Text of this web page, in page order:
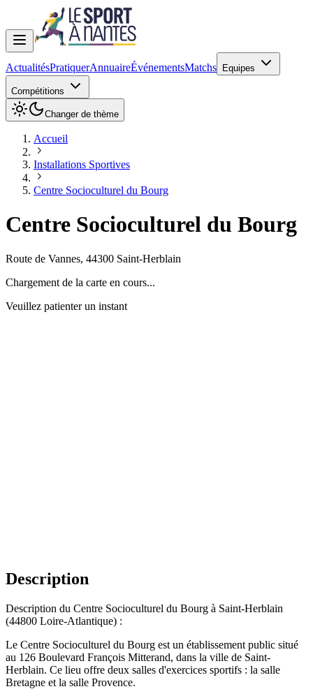
ActualitésPratiquerAnnuaireÉvénementsMatchs Equipes
Compétitions
Changer de thème
Accueil
Installations Sportives
Centre Socioculturel du Bourg
Centre Socioculturel du Bourg
Route de Vannes, 44300 Saint-Herblain
Chargement de la carte en cours...
Veuillez patienter un instant
Description
Description du Centre Socioculturel du Bourg à Saint-Herblain
(44800 Loire-Atlantique) :
Le Centre Socioculturel du Bourg est un établissement public situé
au 126 Boulevard François Mitterand, dans la ville de Saint-
Herblain. Ce lieu offre deux salles d'exercices sportifs : la salle
Bretagne et la salle Provence.